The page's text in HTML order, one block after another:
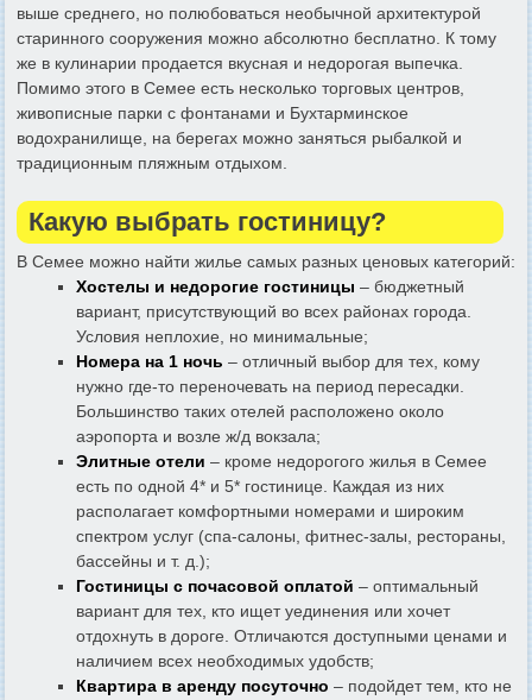
выше среднего, но полюбоваться необычной архитектурой
старинного сооружения можно абсолютно бесплатно. К тому
же в кулинарии продается вкусная и недорогая выпечка.
Помимо этого в Семее есть несколько торговых центров,
живописные парки с фонтанами и Бухтарминское
водохранилище, на берегах можно заняться рыбалкой и
традиционным пляжным отдыхом.
Какую выбрать гостиницу?
В Семее можно найти жилье самых разных ценовых категорий:
Хостелы и недорогие гостиницы – бюджетный
вариант, присутствующий во всех районах города.
Условия неплохие, но минимальные;
Номера на 1 ночь – отличный выбор для тех, кому
нужно где-то переночевать на период пересадки.
Большинство таких отелей расположено около
аэропорта и возле ж/д вокзала;
Элитные отели – кроме недорогого жилья в Семее
есть по одной 4* и 5* гостинице. Каждая из них
располагает комфортными номерами и широким
спектром услуг (спа-салоны, фитнес-залы, рестораны,
бассейны и т. д.);
Гостиницы с почасовой оплатой – оптимальный
вариант для тех, кто ищет уединения или хочет
отдохнуть в дороге. Отличаются доступными ценами и
наличием всех необходимых удобств;
Квартира в аренду посуточно – подойдет тем, кто не